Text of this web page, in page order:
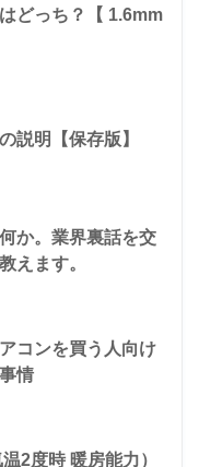
どっち？【 1.6mm
説明【保存版】
か。業界裏話を交
えます。
コンを買う人向け
情
2度時 暖房能力）